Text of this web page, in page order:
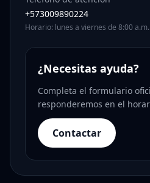
+573009890224
Horario: lunes a viernes de 8:00
¿Necesitas ayuda?
Completa el formulario
responderemos en el
Contactar